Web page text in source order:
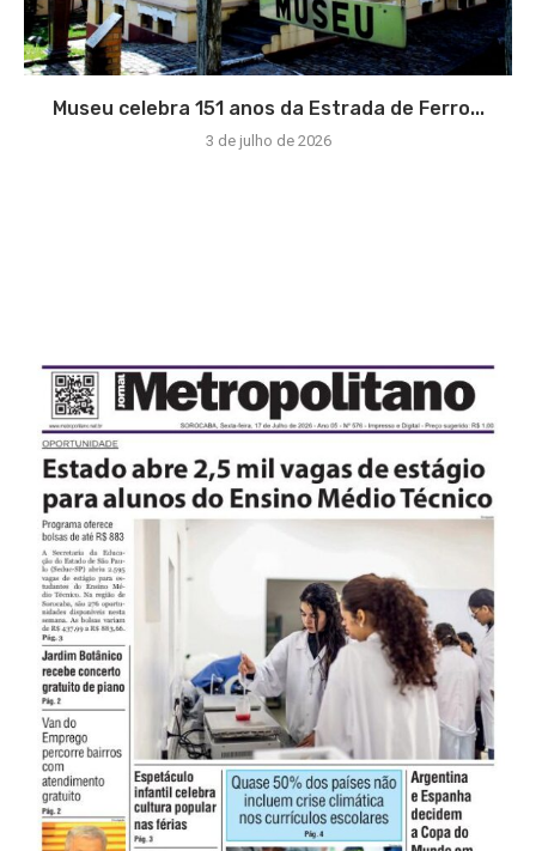
Museu celebra 151 anos da Estrada de Ferro...
3 de julho de 2026